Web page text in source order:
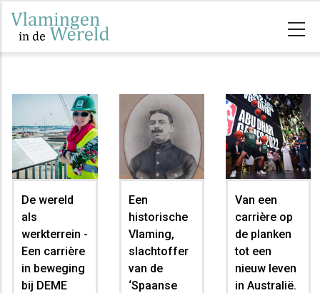
Overslaan
naar
De wereld
als
werkterrein -
Een carrière
in beweging
bij DEME
Een
historische
Vlaming,
slachtoffer
van de
‘Spaanse
Van een
carrière op
de planken
tot een
nieuw leven
in Australië.